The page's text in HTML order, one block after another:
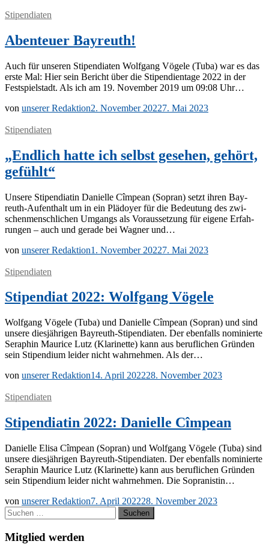
Stipendiaten
Abenteuer Bayreuth!
Auch für un­se­ren Sti­pen­dia­ten Wolf­gang Vö­ge­le (Tuba) war es das
ers­te Mal: Hier sein Be­richt über die Sti­pen­di­en­ta­ge 2022 in der
Fest­spiel­stadt. Als ich am 19. No­vem­ber 2019 um 09:08 Uhr…
von unserer Redaktion2. November 20227. Mai 2023
Stipendiaten
„Endlich hatte ich selbst gesehen, gehört,
gefühlt“
Un­se­re Sti­pen­dia­tin Da­ni­elle Cîm­pean (So­pran) setzt ih­ren Bay­­
reuth-Auf­­en­t­halt um in ein Plä­doy­er für die Be­deu­tung des zwi­
schen­mensch­li­chen Um­gangs als Vor­aus­set­zung für ei­ge­ne Er­fah­
run­gen – auch und ge­ra­de bei Wag­ner und…
von unserer Redaktion1. November 20227. Mai 2023
Stipendiaten
Stipendiat 2022: Wolfgang Vögele
Wolf­gang Vö­ge­le (Tuba) und Da­ni­elle Cîm­pean (So­pran) und sind
un­se­re dies­jäh­ri­gen Bay­­reuth-Sti­­pen­­dia­­ten. Der eben­falls no­mi­nier­te
Se­ra­phin Mau­rice Lutz (Kla­ri­net­te) kann aus be­ruf­li­chen Grün­den
sein Sti­pen­di­um lei­der nicht wahr­neh­men. Als der…
von unserer Redaktion14. April 202228. November 2023
Stipendiaten
Stipendiatin 2022: Danielle Cîmpean
Da­ni­elle Eli­sa Cîm­pean (So­pran) und Wolf­gang Vö­ge­le (Tuba) sind
un­se­re dies­jäh­ri­gen Bay­­reuth-Sti­­pen­­dia­­ten. Der eben­falls no­mi­nier­te
Se­ra­phin Mau­rice Lutz (Kla­ri­net­te) kann aus be­ruf­li­chen Grün­den
sein Sti­pen­di­um lei­der nicht wahr­neh­men. Die Sopranistin…
von unserer Redaktion7. April 202228. November 2023
Suchen
nach:
Mitglied werden